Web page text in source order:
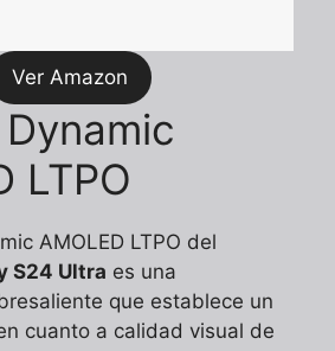
Ver Amazon
LTPO
AMOLED LTPO del
S24 Ultra es una
que establece un
cuanto a calidad visual de